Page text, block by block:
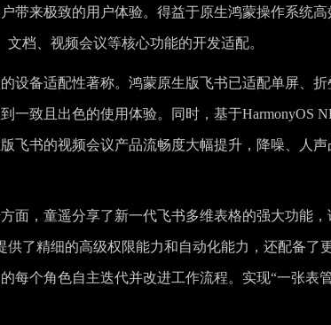
带来极致的用户体验。得益于原生鸿蒙操作系统
档、视频会议等核心功能的开发适配。
设备适配性著称。鸿蒙原生版飞书已适配单屏、
一致且出色的使用体验。同时，基于HarmonyOS
飞书的视频会议产品流畅度大幅提升，降噪、人
面，童遥分享了新一代飞书多维表格的强大功能
了精细的高级权限能力和自动化能力，还配备了
每个角色自主迭代并改进工作流程。实现“一张表